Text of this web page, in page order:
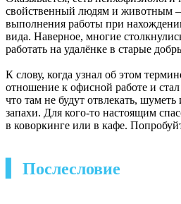
свойственный людям и животным
выполнения работы при
вида. Наверное, многие
работать на удалёнке в старые
К слову, когда узнал об этом
отношение к офисной работе и
что там не будут отвлекать,
запахи. Для кого-то настоящим
в коворкинге или в кафе.
▍ Послесловие